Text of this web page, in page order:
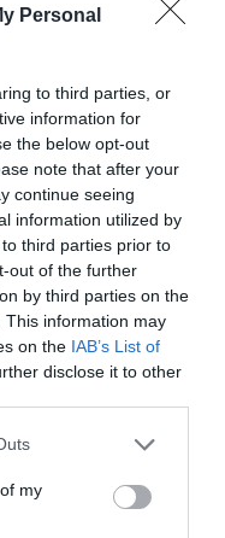
Personal
to third parties, or
information for
the below opt-out
note that after your
continue seeing
information utilized by
third parties prior to
out of the further
by third parties on the
This information may
on the IAB’s List of
disclose it to other
my
COMMENTAIRE
INSTANTANÉ